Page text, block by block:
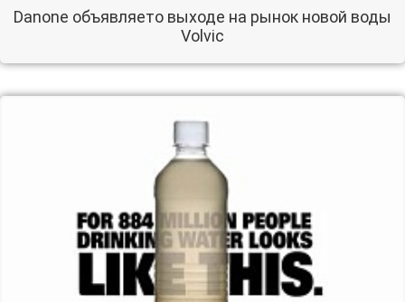
Danone объявляето выходе на рынок новой воды
Volvic